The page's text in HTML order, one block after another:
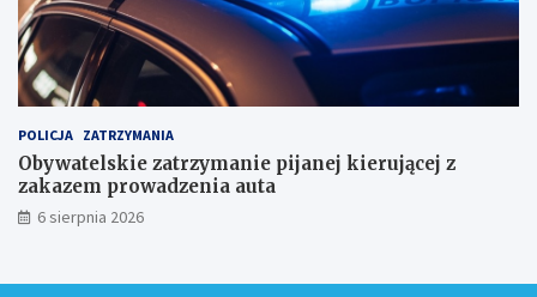
POLICJA ZATRZYMANIA
Obywatelskie zatrzymanie pijanej kierującej z
zakazem prowadzenia auta
6 sierpnia 2026